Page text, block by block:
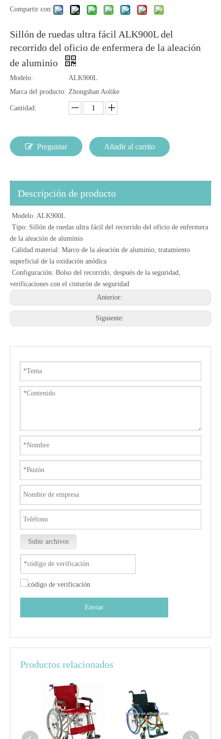
Compartir con:
Sillón de ruedas ultra fácil ALK900L del
recorrido del oficio de enfermera de la aleación
de aluminio
Modelo:
ALK900L
Marca del producto: Zhongshan Aolike
Cantidad:
Preguntar Añadir al carrito
Descripción de producto
Modelo: ALK900L
Tipo: Sillón de ruedas ultra fácil del recorrido del oficio de enfermera
de la aleación de aluminio
Calidad material: Marco de la aleación de aluminio, tratamiento
superficial de la oxidación anódica
Configuración: Bolso del recorrido, después de la seguridad,
verificaciones con el cinturón de seguridad
Anterior:
Siguiente:
Subir archivos
Enviar
Productos relacionados